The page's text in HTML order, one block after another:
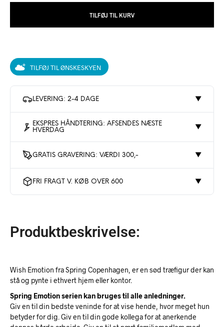
TILFØJ TIL KURV
TILFØJ TIL ØNSKESKYEN
LEVERING: 2-4 DAGE ▼
EKSPRES HÅNDTERING: AFSENDES NÆSTE
HVERDAG
▼
GRATIS GRAVERING: VÆRDI 300,- ▼
FRI FRAGT V. KØB OVER 600 ▼
Produktbeskrivelse:
Wish Emotion fra Spring Copenhagen, er en sød træfigur der kan
stå og pynte i ethvert hjem eller kontor.
Spring Emotion serien kan bruges til alle anledninger.
Giv en til din bedste veninde for at vise hende, hvor meget hun
betyder for dig. Giv en til din gode kollega for at anerkende